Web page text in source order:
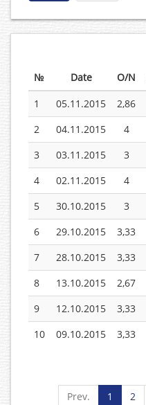
№ Date O/N
1
05.11.2015 2,86
2
04.11.2015 4
3
03.11.2015 3
4
02.11.2015 4
5
30.10.2015 3
6
29.10.2015 3,33
7
28.10.2015 3,33
8
13.10.2015 2,67
9
12.10.2015 3,33
10
09.10.2015 3,33
Prev. 1 2